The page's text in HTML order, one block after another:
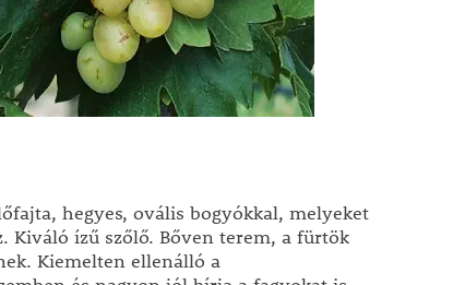
hegyes, ovális bogyókkal, melyeket
Kiváló ízű szőlő. Bőven terem, a fürtök
Kiemelten ellenálló a